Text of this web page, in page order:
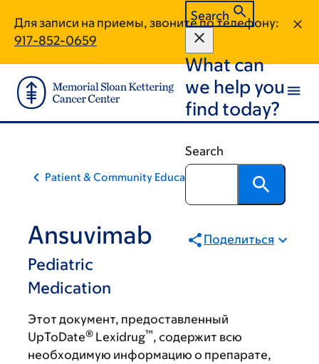
main
content
footer
Для записи на приемы, звоните по телефону:
917-852-0659
Search
What can
we help you
find today?
Search
Patient & Community Education
Ansuvimab
Pediatric
Medication
Поделиться
Этот документ, предоставленный
UpToDate® Lexidrug™, содержит всю
необходимую информацию о препарате,